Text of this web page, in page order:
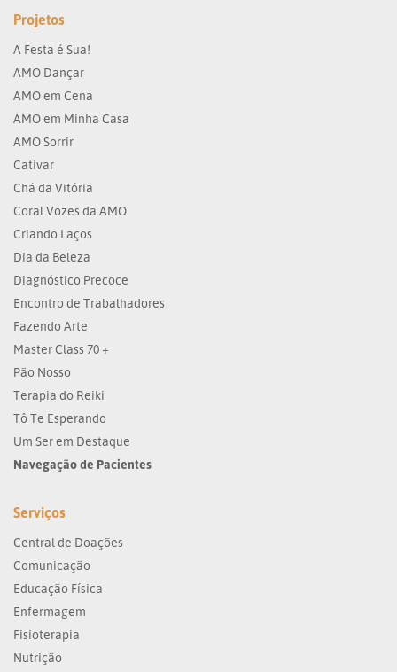
Projetos
A Festa é Sua!
AMO Dançar
AMO em Cena
AMO em Minha Casa
AMO Sorrir
Cativar
Chá da Vitória
Coral Vozes da AMO
Criando Laços
Dia da Beleza
Diagnóstico Precoce
Encontro de Trabalhadores
Fazendo Arte
Master Class 70 +
Pão Nosso
Terapia do Reiki
Tô Te Esperando
Um Ser em Destaque
Navegação de Pacientes
Serviços
Central de Doações
Comunicação
Educação Física
Enfermagem
Fisioterapia
Nutrição